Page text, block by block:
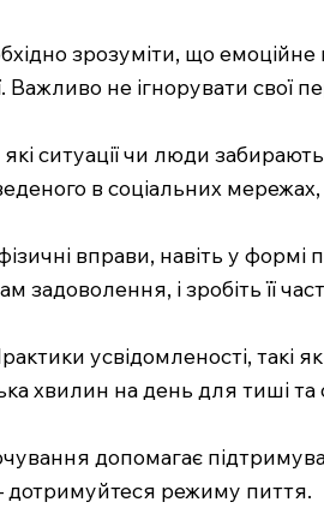
зрозуміти, що
Важливо не ігнорувати свої
ситуації чи люди
в соціальних мережах,
вправи, навіть у
задоволення, і зробіть її
усвідомленості, такі
хвилин на день для тиші та
допомагає
дотримуйтеся режиму пиття.